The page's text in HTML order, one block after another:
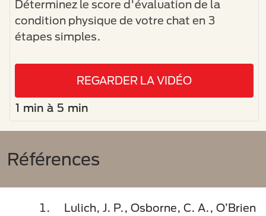
Déterminez le score d'évaluation de la
condition physique de votre chat en 3
étapes simples.
REGARDER LA VIDÉO
1 min à 5 min
Références
Lulich, J. P., Osborne, C. A., O’Brien